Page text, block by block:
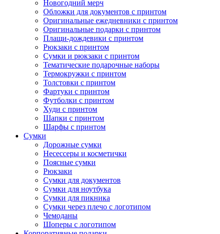
Новогодний мерч
Обложки для документов с принтом
Оригинальные ежедневники с принтом
Оригинальные подарки с принтом
Плащи-дождевики с принтом
Рюкзаки с принтом
Сумки и рюкзаки с принтом
Тематические подарочные наборы
Термокружки с принтом
Толстовки с принтом
Фартуки с принтом
Футболки с принтом
Худи с принтом
Шапки с принтом
Шарфы с принтом
Сумки
Дорожные сумки
Несессеры и косметички
Поясные сумки
Рюкзаки
Сумки для документов
Сумки для ноутбука
Сумки для пикника
Сумки через плечо с логотипом
Чемоданы
Шоперы с логотипом